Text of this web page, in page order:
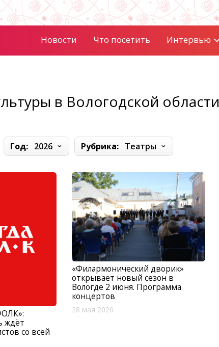
Новости Что посетить Интервью
в Вологодской области
Год: 2026 Рубрика: Театры
ждёт
со всей
«Филармонический дворик»
открывает новый сезон в
Вологде 2 июня. Программа
концертов
28 мая 2026